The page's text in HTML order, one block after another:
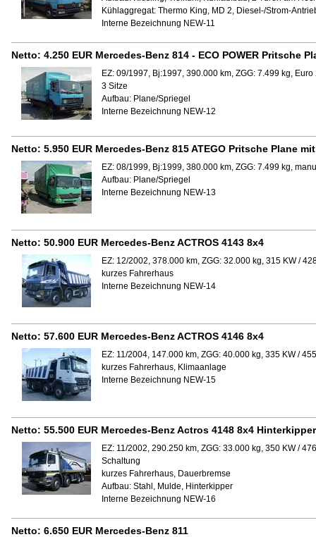
Kühlaggregat: Thermo King, MD 2, Diesel-/Strom-
Interne Bezeichnung NEW-11
Netto: 4.250 EUR Mercedes-Benz 814 - ECO POWER Pritsche
EZ: 09/1997, Bj:1997, 390.000 km, ZGG: 7.499 kg, Euro
3 Sitze
Aufbau: Plane/Spriegel
Interne Bezeichnung NEW-12
Netto: 5.950 EUR Mercedes-Benz 815 ATEGO Pritsche Plane
EZ: 08/1999, Bj:1999, 380.000 km, ZGG: 7.499 kg,
Aufbau: Plane/Spriegel
Interne Bezeichnung NEW-13
Netto: 50.900 EUR Mercedes-Benz ACTROS 4143 8x4
EZ: 12/2002, 378.000 km, ZGG: 32.000 kg, 315 KW /
kurzes Fahrerhaus
Interne Bezeichnung NEW-14
Netto: 57.600 EUR Mercedes-Benz ACTROS 4146 8x4
EZ: 11/2004, 147.000 km, ZGG: 40.000 kg, 335 KW /
kurzes Fahrerhaus, Klimaanlage
Interne Bezeichnung NEW-15
Netto: 55.500 EUR Mercedes-Benz Actros 4148 8x4 Hinterkipper
EZ: 11/2002, 290.250 km, ZGG: 33.000 kg, 350 KW /
Schaltung
kurzes Fahrerhaus, Dauerbremse
Aufbau: Stahl, Mulde, Hinterkipper
Interne Bezeichnung NEW-16
Netto: 6.650 EUR Mercedes-Benz 811